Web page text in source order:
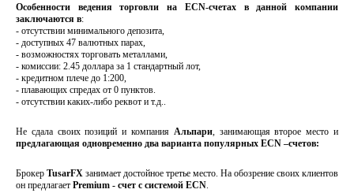
Особенности ведения торговли на ECN-счетах в данной компании
заключаются в:
- отсутствии минимального депозита,
- доступных 47 валютных парах,
- возможностях торговать металлами,
- комиссии: 2.45 доллара за 1 стандартный лот,
- кредитном плече до 1:200,
- плавающих спредах от 0 пунктов.
- отсутствии каких-либо реквот и т.д..
Не сдала своих позиций и компания Альпари, занимающая второе место и
предлагающая одновременно два варианта популярных ECN –счетов:
Брокер TusarFX занимает достойное третье место. На обозрение своих клиентов
он предлагает Premium - счет с системой ECN